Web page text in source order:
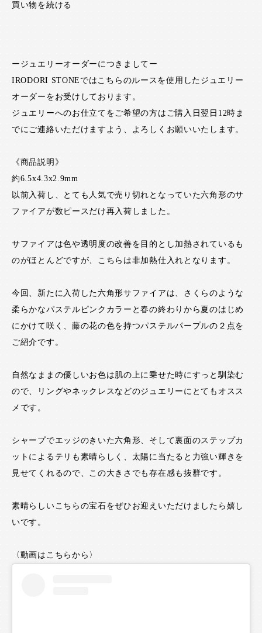
買い物を続ける
ージュエリーオーダーにつきましてー
IRODORI STONEではこちらのルースを使用したジュエリー
オーダーをお受けしております。
ジュエリーへのお仕立てをご希望の方はご購入日翌日12時ま
でにご連絡いただけますよう、よろしくお願いいたします。
《商品説明》
約6.5x4.3x2.9mm
以前入荷し、とても人気で売り切れとなっていた六角形のサ
ファイアが数ピースだけ再入荷しました。
サファイアは色や透明度の改善を目的とし加熱されているも
のがほとんどですが、こちらは非加熱仕入れとなります。
今回、新たに入荷した六角形サファイアは、さくらのような
柔らかなパステルピンクカラーと春の終わりから夏のはじめ
にかけて咲く、藤の花の色を持つパステルパープルの２点を
ご紹介です。
自然なままの優しいお色は肌の上に乗せた時にすっと馴染む
ので、リングやネックレスなどのジュエリーにとてもオスス
メです。
シャープでエッジのきいた六角形、そして裏面のステップカ
ットによるテリも素晴らしく、太陽に当たると力強い輝きを
見せてくれるので、この大きさでも存在感も抜群です。
素晴らしいこちらの宝石をぜひお迎えいただけましたら嬉し
いです。
〈動画はこちらから〉